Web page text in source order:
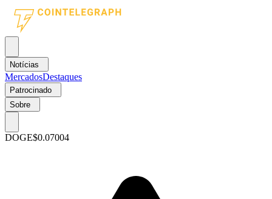
Notícias
MercadosDestaques
Patrocinado
Sobre
DOGE$0.07004